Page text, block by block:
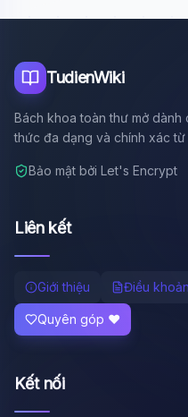
TudienWiki
Bách khoa toàn thư mở
thức đa dạng và chính xác từ
Bảo mật bởi Let's Encrypt
Liên kết
Giới thiệu Điều khoản
Quyên góp ❤️
Kết nối
Tôi là trợ lý AI
🪐 Sao Mộc là gì?
🔬 Albert Einstein